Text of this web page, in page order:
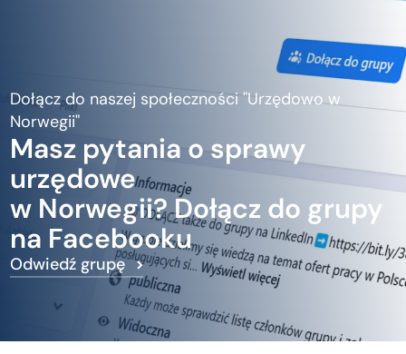
Dołącz do naszej społeczności "Urzędowo w
Norwegii"
Masz pytania o sprawy
urzędowe
w Norwegii? Dołącz do grupy
na Facebooku
Odwiedź grupę